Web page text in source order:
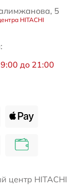
5
HITACHI
до 21:00
центр HITACHI